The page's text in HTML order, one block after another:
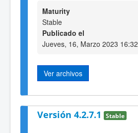
Maturity
Stable
Publicado el
Jueves, 16, Marzo 2023 16:32
Ver archivos
Versión 4.2.7.1 Stable